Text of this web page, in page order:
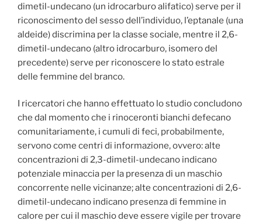
dimetil-undecano (un idrocarburo alifatico) serve per il
riconoscimento del sesso dell’individuo, l’eptanale (una
aldeide) discrimina per la classe sociale, mentre il 2,6-
dimetil-undecano (altro idrocarburo, isomero del
precedente) serve per riconoscere lo stato estrale
delle femmine del branco.
I ricercatori che hanno effettuato lo studio concludono
che dal momento che i rinoceronti bianchi defecano
comunitariamente, i cumuli di feci, probabilmente,
servono come centri di informazione, ovvero: alte
concentrazioni di 2,3-dimetil-undecano indicano
potenziale minaccia per la presenza di un maschio
concorrente nelle vicinanze; alte concentrazioni di 2,6-
dimetil-undecano indicano presenza di femmine in
calore per cui il maschio deve essere vigile per trovare